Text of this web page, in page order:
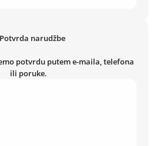
Potvrda narudžbe
potvrdu putem e-maila, telefona
ili poruke.